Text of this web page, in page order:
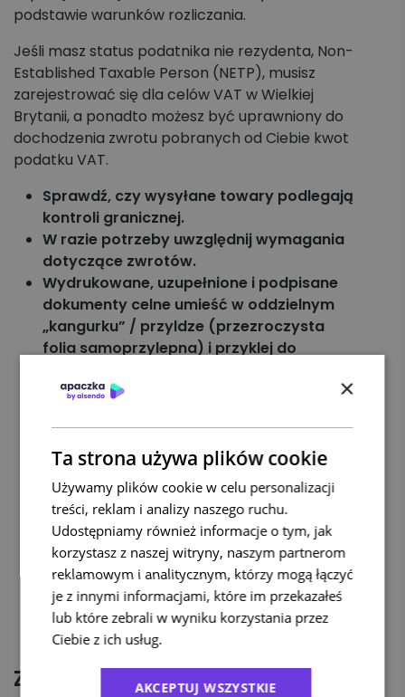
podstawie warunków rozliczania.
Jeśli masz status podatnika nie rezydenta, Non-
Established Taxable Person (NETP), musisz
zarejestrować się dla celów VAT w Wielkiej
Brytanii, a ponadto możesz być uprawniony do
dochodzenia zwrotu pobranych od Ciebie kwot
podatku VAT.
Sprawdź, czy wysyłane towary podlegają
kontroli granicznej.
W razie potrzeby uwzględnij wymagania
dotyczące zwrotów.
Wydrukowane, uzupełnione i podpisane
dokumenty celne umieść w oddzielnym
„kangurku” / przyldze (przezroczysta
folia samoprzylepna) i przyklej do
wielopaku dokumenty zawsze trafiają na
Wyceń paczkę
UPS za
granicę
Załączniki
×
Ta strona używa plików cookie
Używamy plików cookie w celu personalizacji
treści, reklam i analizy naszego ruchu.
Udostępniamy również informacje o tym, jak
korzystasz z naszej witryny, naszym partnerom
reklamowym i analitycznym, którzy mogą łączyć
je z innymi informacjami, które im przekazałeś
lub które zebrali w wyniku korzystania przez
Ciebie z ich usług.
AKCEPTUJ WSZYSTKIE